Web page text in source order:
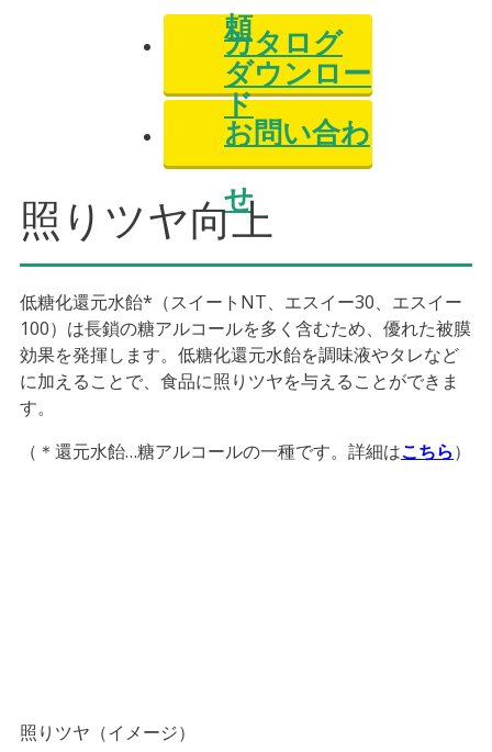
頼
カタログ
ダウンロー
ド
お問い合わ
せ
照りツヤ向上
低糖化還元水飴*（スイートNT、エスイー30、エスイー
100）は長鎖の糖アルコールを多く含むため、優れた被膜
効果を発揮します。低糖化還元水飴を調味液やタレなど
に加えることで、食品に照りツヤを与えることができま
す。
（＊還元水飴…糖アルコールの一種です。詳細はこちら）
照りツヤ（イメージ）